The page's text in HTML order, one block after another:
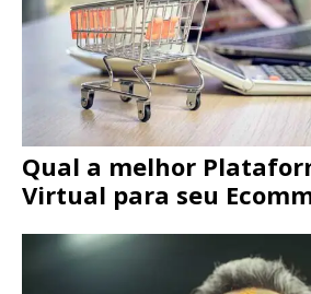
Qual a melhor
Virtual para seu